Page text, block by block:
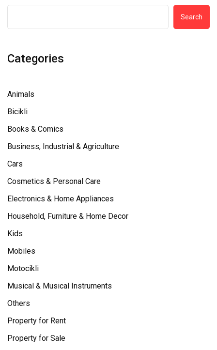
Search
Categories
Animals
Bicikli
Books & Comics
Business, Industrial & Agriculture
Cars
Cosmetics & Personal Care
Electronics & Home Appliances
Household, Furniture & Home Decor
Kids
Mobiles
Motocikli
Musical & Musical Instruments
Others
Property for Rent
Property for Sale